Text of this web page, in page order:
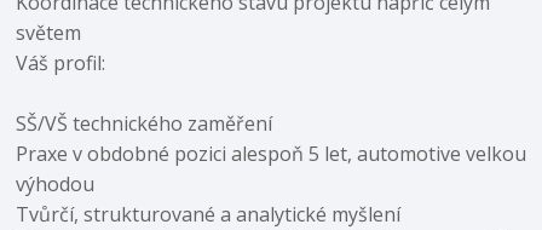
světem
Váš profil:
SŠ/VŠ technického zaměření
Praxe v obdobné pozici alespoň 5 let, automotive velkou
výhodou
Tvůrčí, strukturované a analytické myšlení